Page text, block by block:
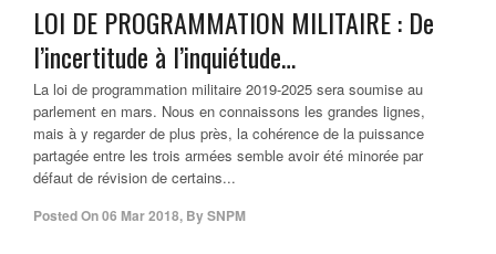
LOI DE PROGRAMMATION MILITAIRE : De
l’incertitude à l’inquiétude…
La loi de programmation militaire 2019-2025 sera soumise au
parlement en mars. Nous en connaissons les grandes lignes,
mais à y regarder de plus près, la cohérence de la puissance
partagée entre les trois armées semble avoir été minorée par
défaut de révision de certains...
Posted On06 Mar 2018, BySNPM